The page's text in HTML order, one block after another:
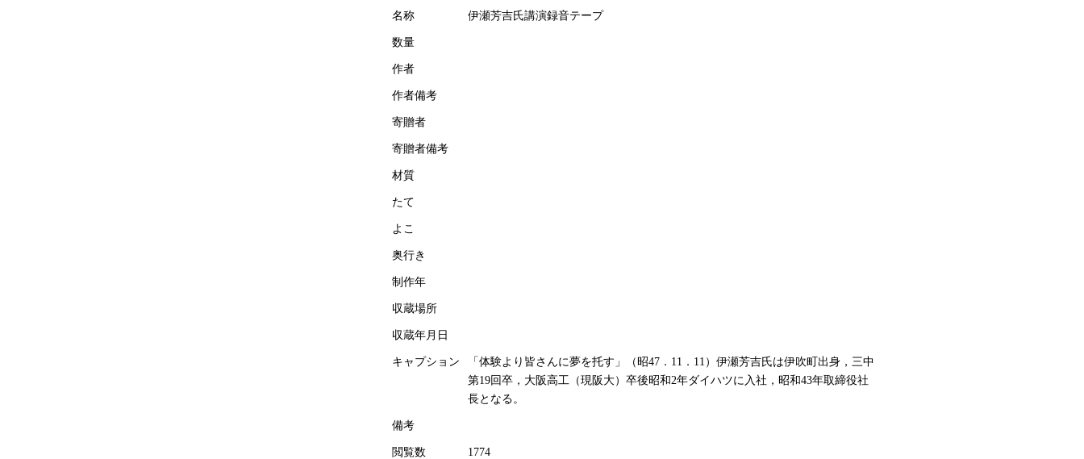
名称 伊瀬芳吉氏講演録音テープ
数量
作者
作者備考
寄贈者
寄贈者備考
材質
たて
よこ
奥行き
制作年
収蔵場所
収蔵年月日
キャプション
「体験より皆さんに夢を托す」（昭47．11．11）伊瀬芳吉氏は伊吹町出身，三中
第19回卒，大阪高工（現阪大）卒後昭和2年ダイハツに入社，昭和43年取締役社
長となる。
備考
閲覧数 1774